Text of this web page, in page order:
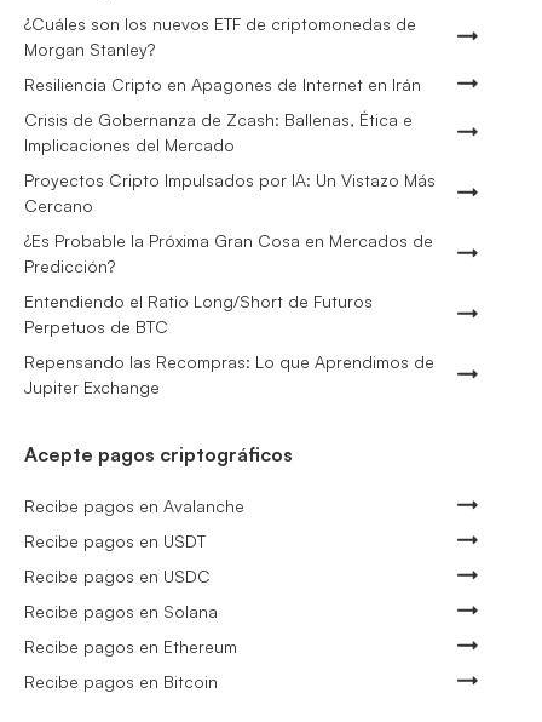
¿Cuáles son los nuevos ETF de criptomonedas de
Morgan Stanley?
Resiliencia Cripto en Apagones de Internet en Irán
Crisis de Gobernanza de Zcash: Ballenas, Ética e
Implicaciones del Mercado
Proyectos Cripto Impulsados por IA: Un Vistazo Más
Cercano
¿Es Probable la Próxima Gran Cosa en Mercados de
Predicción?
Entendiendo el Ratio Long/Short de Futuros
Perpetuos de BTC
Repensando las Recompras: Lo que Aprendimos de
Jupiter Exchange
Acepte pagos criptográficos
Recibe pagos en Avalanche
Recibe pagos en USDT
Recibe pagos en USDC
Recibe pagos en Solana
Recibe pagos en Ethereum
Recibe pagos en Bitcoin